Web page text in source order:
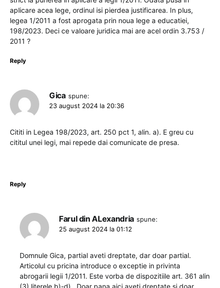
aplicare acea lege, ordinul isi pierdea justificarea. In plus,
legea 1/2011 a fost aprogata prin noua lege a educatiei,
198/2023. Deci ce valoare juridica mai are acel ordin 3.753 /
2011 ?
Reply
Gica spune:
23 august 2024 la 20:36
Cititi in Legea 198/2023, art. 250 pct 1, alin. a). E greu cu
cititul unei legi, mai repede dai comunicate de presa.
Reply
Farul din ALexandria spune:
25 august 2024 la 01:12
Domnule Gica, partial aveti dreptate, dar doar partial.
Articolul cu pricina introduce o exceptie in privinta
abrogarii legii 1/2011. Este vorba de dispozitiile art. 361 alin
(3) literele b)-d) . Doar pana aici aveti dreptate si doar